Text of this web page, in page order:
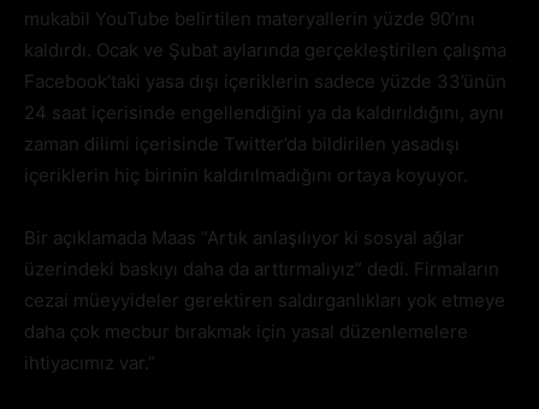
mukabil YouTube belirtilen materyallerin yüzde 90’ını
kaldırdı. Ocak ve Şubat aylarında gerçekleştirilen çalışma
Facebook’taki yasa dışı içeriklerin sadece yüzde 33’ünün
24 saat içerisinde engellendiğini ya da kaldırıldığını, aynı
zaman dilimi içerisinde Twitter’da bildirilen yasadışı
içeriklerin hiç birinin kaldırılmadığını ortaya koyuyor.
Bir açıklamada Maas “Artık anlaşılıyor ki sosyal ağlar
üzerindeki baskıyı daha da arttırmalıyız” dedi. Firmaların
cezai müeyyideler gerektiren saldırganlıkları yok etmeye
daha çok mecbur bırakmak için yasal düzenlemelere
ihtiyacımız var.”